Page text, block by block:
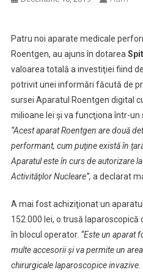
Patru noi aparate medicale
Roentgen, au ajuns în dotarea
valoarea totală a investiţiei fiind
potrivit unei informări făcută de
sursei Aparatul Roentgen digital
milioane lei şi va funcţiona într-un
“Acest aparat Roentgen are două
performant, cum puţine există în
Aparatul este în curs de autorizare
Activităţilor Nucleare”, a declarat
A mai fost achiziţionat un
152.000 lei, o trusă laparoscopică
în blocul operator. “Este un aparat
multe accesorii şi va permite un
chirurgicale laparoscopice invazive.